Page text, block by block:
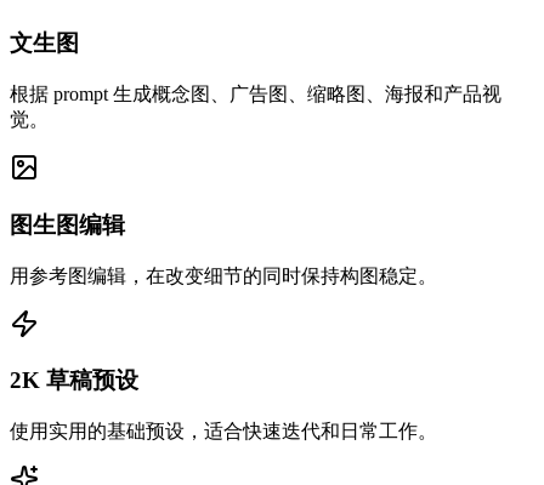
文生图
根据 prompt 生成概念图、广告图、缩略图、海报和产品视
觉。
图生图编辑
用参考图编辑，在改变细节的同时保持构图稳定。
2K 草稿预设
使用实用的基础预设，适合快速迭代和日常工作。